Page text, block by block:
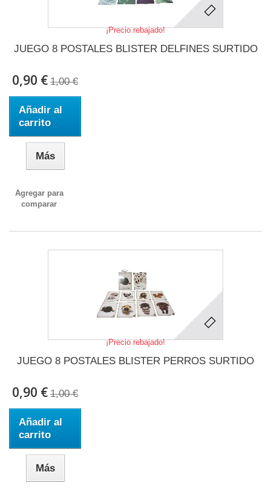
¡Precio rebajado!
JUEGO 8 POSTALES BLISTER DELFINES SURTIDO
0,90 € 1,00 €
Añadir al
carrito
Más
Agregar para
comparar
¡Precio rebajado!
JUEGO 8 POSTALES BLISTER PERROS SURTIDO
0,90 € 1,00 €
Añadir al
carrito
Más